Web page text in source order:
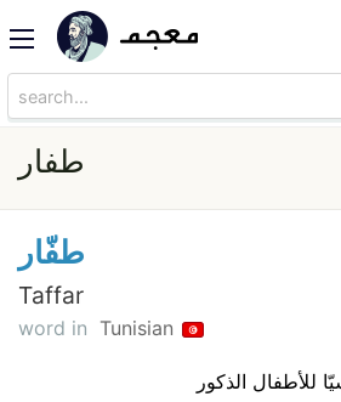
طفار
طفّار
Taffar
word in Tunisian
للأطفال الذكور